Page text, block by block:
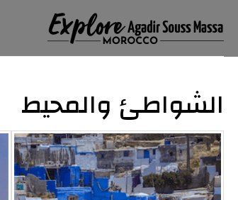
الشواطئ والمحيط